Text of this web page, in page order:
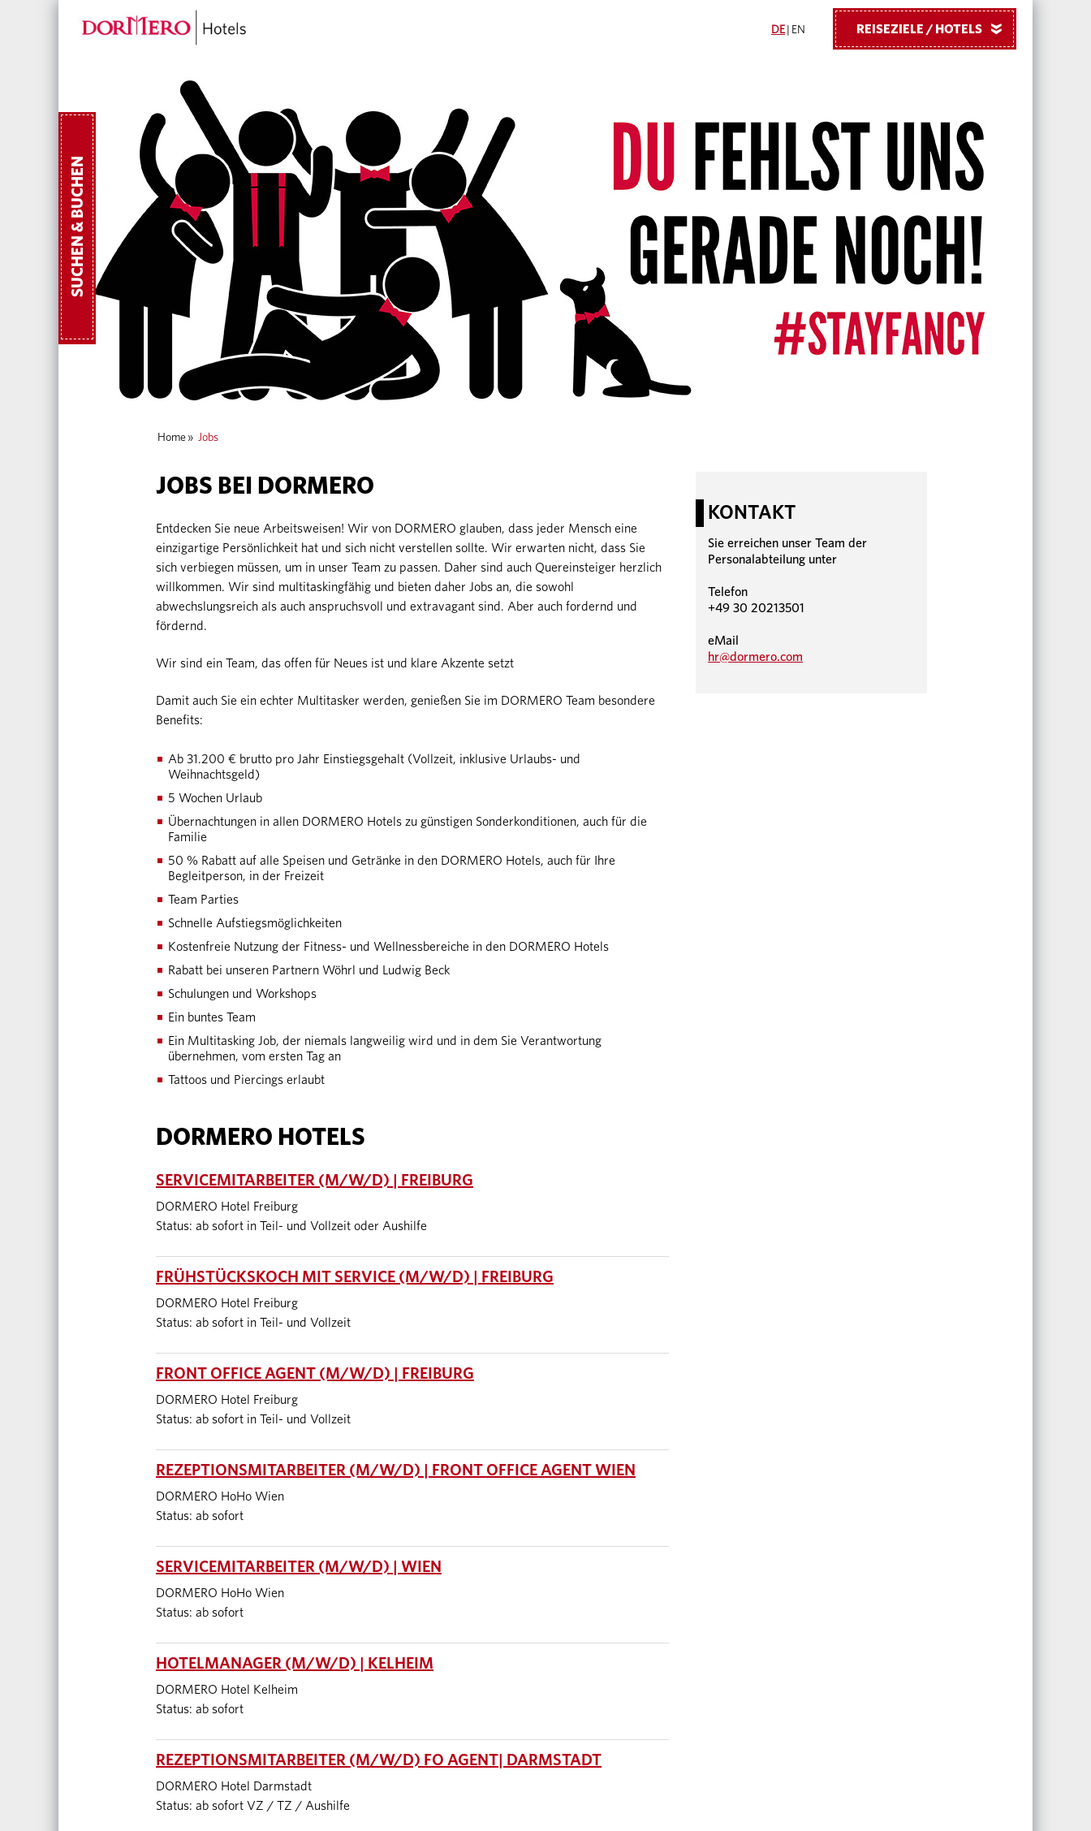
DE EN REISEZIELE / HOTELS »
SUCHEN & BUCHEN
Home » Jobs
JOBS BEI DORMERO
Entdecken Sie neue Arbeitsweisen! Wir von DORMERO glauben, dass jeder Mensch eine
einzigartige Persönlichkeit hat und sich nicht verstellen sollte. Wir erwarten nicht, dass Sie
sich verbiegen müssen, um in unser Team zu passen. Daher sind auch Quereinsteiger herzlich
willkommen. Wir sind multitaskingfähig und bieten daher Jobs an, die sowohl
abwechslungsreich als auch anspruchsvoll und extravagant sind. Aber auch fordernd und
fördernd.
Wir sind ein Team, das offen für Neues ist und klare Akzente setzt
Damit auch Sie ein echter Multitasker werden, genießen Sie im DORMERO Team besondere
Benefits:
Ab 31.200 € brutto pro Jahr Einstiegsgehalt (Vollzeit, inklusive Urlaubs- und
Weihnachtsgeld)
5 Wochen Urlaub
Übernachtungen in allen DORMERO Hotels zu günstigen Sonderkonditionen, auch für die
Familie
50 % Rabatt auf alle Speisen und Getränke in den DORMERO Hotels, auch für Ihre
Begleitperson, in der Freizeit
Team Parties
Schnelle Aufstiegsmöglichkeiten
Kostenfreie Nutzung der Fitness- und Wellnessbereiche in den DORMERO Hotels
Rabatt bei unseren Partnern Wöhrl und Ludwig Beck
Schulungen und Workshops
Ein buntes Team
Ein Multitasking Job, der niemals langweilig wird und in dem Sie Verantwortung
übernehmen, vom ersten Tag an
Tattoos und Piercings erlaubt
DORMERO HOTELS
SERVICEMITARBEITER (M/W/D) | FREIBURG
DORMERO Hotel Freiburg
Status: ab sofort in Teil- und Vollzeit oder Aushilfe
FRÜHSTÜCKSKOCH MIT SERVICE (M/W/D) | FREIBURG
DORMERO Hotel Freiburg
Status: ab sofort in Teil- und Vollzeit
FRONT OFFICE AGENT (M/W/D) | FREIBURG
DORMERO Hotel Freiburg
Status: ab sofort in Teil- und Vollzeit
REZEPTIONSMITARBEITER (M/W/D) | FRONT OFFICE AGENT WIEN
DORMERO HoHo Wien
Status: ab sofort
SERVICEMITARBEITER (M/W/D) | WIEN
DORMERO HoHo Wien
Status: ab sofort
HOTELMANAGER (M/W/D) | KELHEIM
DORMERO Hotel Kelheim
Status: ab sofort
REZEPTIONSMITARBEITER (M/W/D) FO AGENT| DARMSTADT
DORMERO Hotel Darmstadt
Status: ab sofort VZ / TZ / Aushilfe
KONTAKT
Sie erreichen unser Team der
Personalabteilung unter
Telefon
+49 30 20213501
eMail
hr@dormero.com